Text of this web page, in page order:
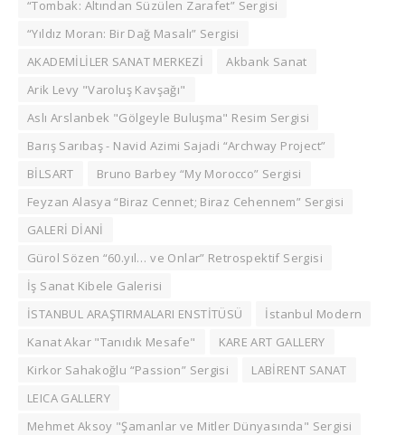
“Tombak: Altından Süzülen Zarafet” Sergisi
“Yıldız Moran: Bir Dağ Masalı” Sergisi
AKADEMİLİLER SANAT MERKEZİ
Akbank Sanat
Arik Levy "Varoluş Kavşağı"
Aslı Arslanbek "Gölgeyle Buluşma" Resim Sergisi
Barış Sarıbaş - Navid Azimi Sajadi “Archway Project”
BİLSART
Bruno Barbey “My Morocco” Sergisi
Feyzan Alasya “Biraz Cennet; Biraz Cehennem” Sergisi
GALERİ DİANİ
Gürol Sözen “60.yıl… ve Onlar” Retrospektif Sergisi
İş Sanat Kibele Galerisi
İSTANBUL ARAŞTIRMALARI ENSTİTÜSÜ
İstanbul Modern
Kanat Akar "Tanıdık Mesafe"
KARE ART GALLERY
Kirkor Sahakoğlu “Passion” Sergisi
LABİRENT SANAT
LEICA GALLERY
Mehmet Aksoy "Şamanlar ve Mitler Dünyasında" Sergisi